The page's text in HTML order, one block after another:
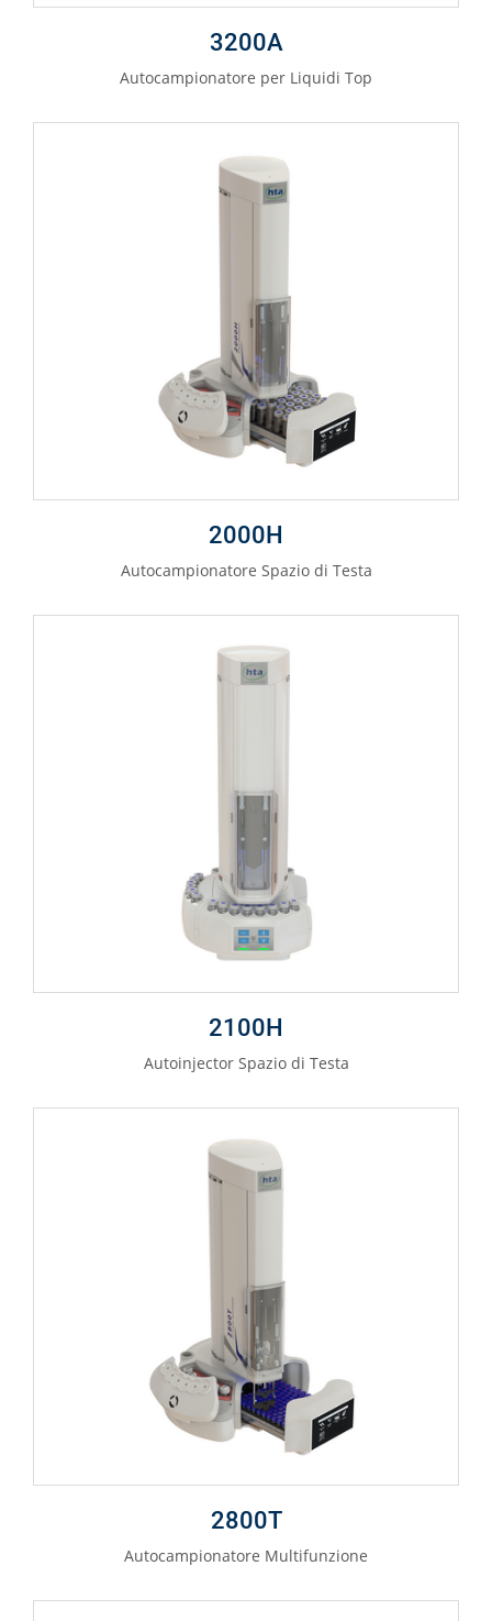
3200A
Autocampionatore per Liquidi Top
2000H
Autocampionatore Spazio di Testa
2100H
Autoinjector Spazio di Testa
2800T
Autocampionatore Multifunzione